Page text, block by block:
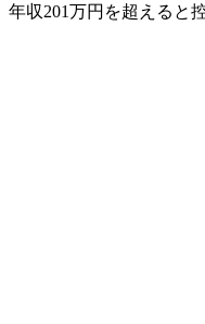
年収201万円を超えると